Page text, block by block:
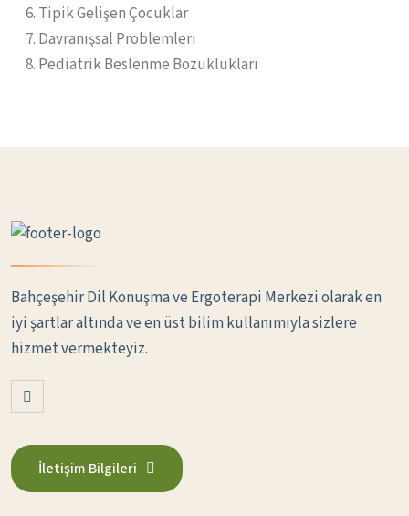
Tipik Gelişen Çocuklar
Davranışsal Problemleri
Pediatrik Beslenme Bozuklukları
Bahçeşehir Dil Konuşma ve Ergoterapi Merkezi olarak en
iyi şartlar altında ve en üst bilim kullanımıyla sizlere
hizmet vermekteyiz.
İletişim Bilgileri